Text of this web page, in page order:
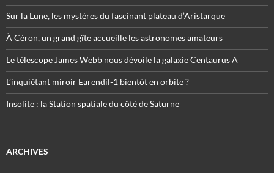
Sur la Lune, les mystères du fascinant plateau d’Aristarque
À Céron, un grand gîte accueille les astronomes amateurs
Le télescope James Webb nous dévoile la galaxie Centaurus A
L’inquiétant miroir Eärendil-1 bientôt en orbite ?
Insolite : la Station spatiale du côté de Saturne
ARCHIVES